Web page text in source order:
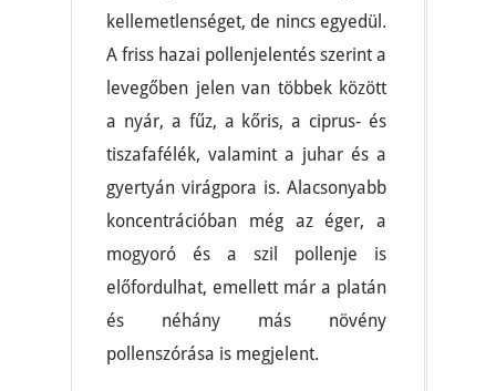
kellemetlenséget, de nincs egyedül.
A friss hazai pollenjelentés szerint a
levegőben jelen van többek között
a nyár, a fűz, a kőris, a ciprus- és
tiszafafélék, valamint a juhar és a
gyertyán virágpora is. Alacsonyabb
koncentrációban még az éger, a
mogyoró és a szil pollenje is
előfordulhat, emellett már a platán
és néhány más növény
pollenszórása is megjelent.